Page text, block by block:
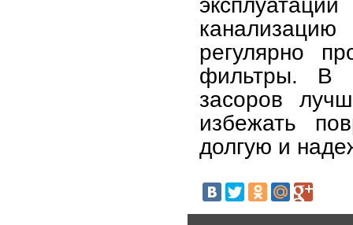
регулярно
фильтры. В
засоров
избежать
долгую и